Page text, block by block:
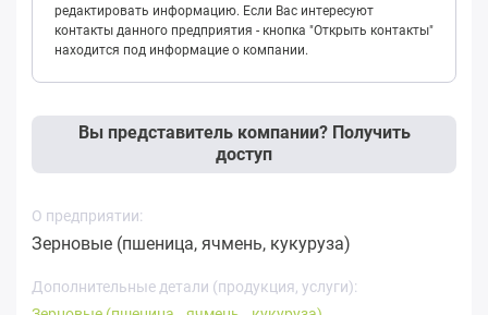
редактировать информацию. Если Вас интересуют
контакты данного предприятия - кнопка "Открыть контакты"
находится под информацие о компании.
Вы представитель компании? Получить
доступ
О предприятии:
Зерновые (пшеница, ячмень, кукуруза)
Дополнительные детали (продукция, услуги):